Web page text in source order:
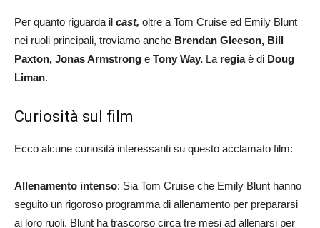
Per quanto riguarda il cast, oltre a Tom Cruise ed Emily Blunt
nei ruoli principali, troviamo anche Brendan Gleeson, Bill
Paxton, Jonas Armstrong e Tony Way. La regiaè di Doug
Liman.
Curiosità sul film
Ecco alcune curiosità interessanti su questo acclamato film:
Allenamento intenso: Sia Tom Cruise che Emily Blunt hanno
seguito un rigoroso programma di allenamento per prepararsi
ai loro ruoli. Blunt ha trascorso circa tre mesi ad allenarsi per